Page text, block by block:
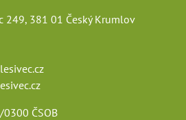
249, 381 01 Český Krumlov
ČSOB